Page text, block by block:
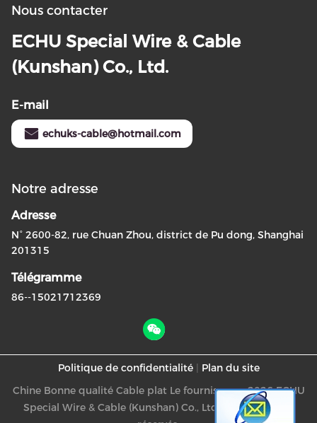
Nous contacter
ECHU Special Wire & Cable
(Kunshan) Co., Ltd.
E-mail
echuks-cable@hotmail.com
Notre adresse
Adresse
N° 2600-82, rue Chuan Zhou, district de Pu dong, Shanghai
201315
Télégramme
86--15021712369
Politique de confidentialité| Plan du site
Chine Bonne qualité Cable plat Le fournisseur. -2026 ECHU
Special Wire & Cable (Kunshan) Co., Ltd. Tous les droits